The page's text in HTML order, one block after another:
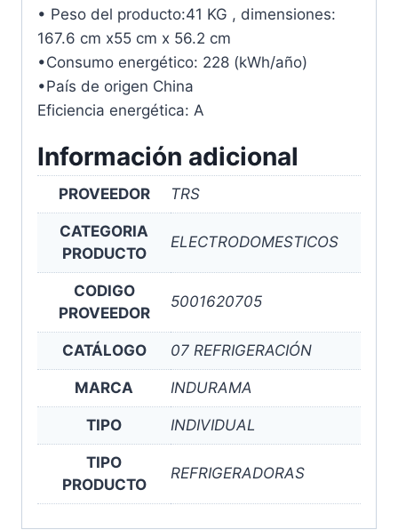
• Peso del producto:41 KG , dimensiones:
167.6 cm x55 cm x 56.2 cm
•Consumo energético: 228 (kWh/año)
•País de origen China
Eficiencia energética: A
Información adicional
PROVEEDOR TRS
CATEGORIA
PRODUCTO
ELECTRODOMESTICOS
CODIGO
PROVEEDOR
5001620705
CATÁLOGO 07 REFRIGERACIÓN
MARCA INDURAMA
TIPO INDIVIDUAL
TIPO
PRODUCTO
REFRIGERADORAS